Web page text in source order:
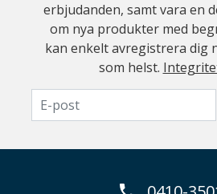
erbjudanden, samt vara en
om nya produkter med
kan enkelt avregistrera dig
som helst.